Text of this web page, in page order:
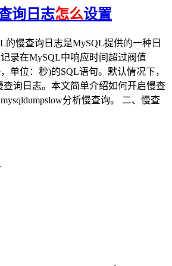
询日志怎么设置
的慢查询日志是MySQL提供的一种日
录在MySQL中响应时间超过阀值
，单位：秒)的SQL语句。默认情况下，
查询日志。本文简单介绍如何开启慢查
分析慢查询。 二、慢查